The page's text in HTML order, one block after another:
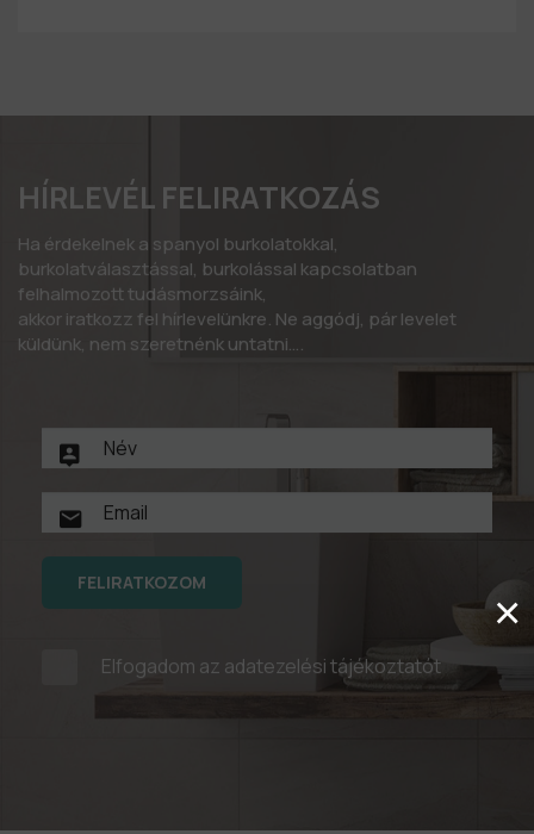
HÍRLEVÉL FELIRATKOZÁS
Ha érdekelnek a spanyol burkolatokkal,
burkolatválasztással, burkolással kapcsolatban
felhalmozott tudásmorzsáink,
akkor iratkozz fel hírlevelünkre. Ne aggódj, pár levelet
küldünk, nem szeretnénk untatni….
FELIRATKOZOM
Elfogadom az adatezelési tájékoztatót
×